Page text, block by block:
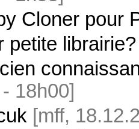
Cloner pour
petite librairie?
18h00]
[mff,